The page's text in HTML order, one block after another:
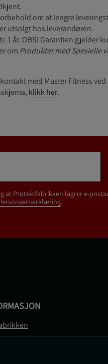
om at lengre
utsolgt hos leverandøren.
1 år. OBS! Garantien gjelder
om Produkter med Spesielle
med Master Fitness
klikk her.
at Proteinfabrikken lagrer e-
.